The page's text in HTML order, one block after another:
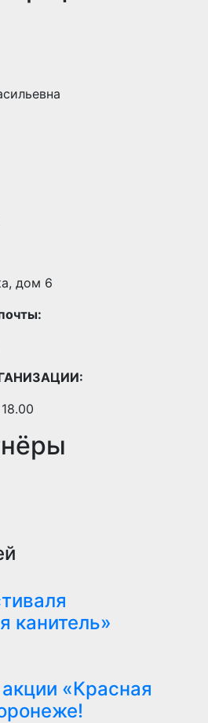
дом 6
канитель»
«Красная